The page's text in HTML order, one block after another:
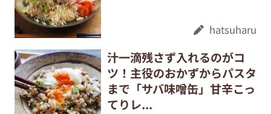
hatsuharu
汁一滴残さず入れるのがコ
ツ！主役のおかずからパスタ
まで「サバ味噌缶」甘辛こっ
てりレ...